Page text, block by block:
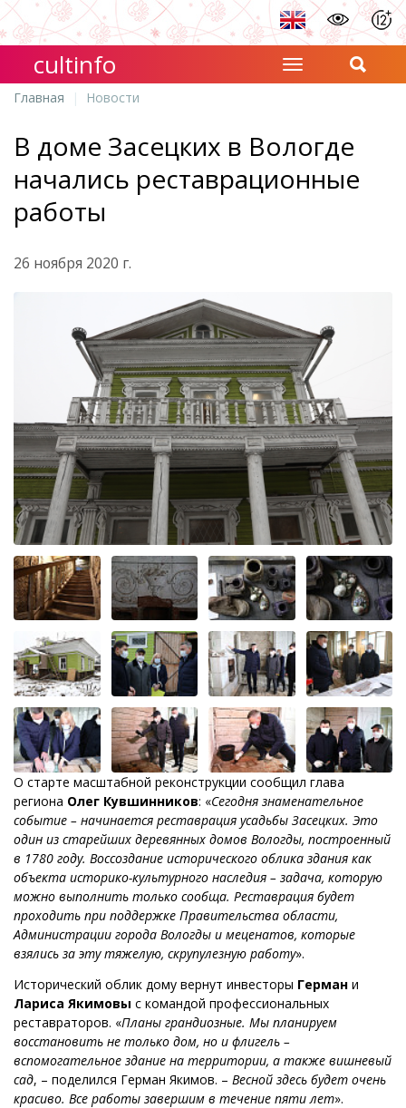
cultinfo
Главная Новости
В доме Засецких в Вологде
начались реставрационные
работы
26 ноября 2020 г.
О старте масштабной реконструкции сообщил глава
региона Олег Кувшинников: «Сегодня знаменательное
событие – начинается реставрация усадьбы Засецких. Это
один из старейших деревянных домов Вологды, построенный
в 1780 году. Воссоздание исторического облика здания как
объекта историко-культурного наследия – задача, которую
можно выполнить только сообща. Реставрация будет
проходить при поддержке Правительства области,
Администрации города Вологды и меценатов, которые
взялись за эту тяжелую, скрупулезную работу».
Исторический облик дому вернут инвесторы Герман и
Лариса Якимовы с командой профессиональных
реставраторов. «Планы грандиозные. Мы планируем
восстановить не только дом, но и флигель –
вспомогательное здание на территории, а также вишневый
сад, – поделился Герман Якимов. – Весной здесь будет очень
красиво. Все работы завершим в течение пяти лет».